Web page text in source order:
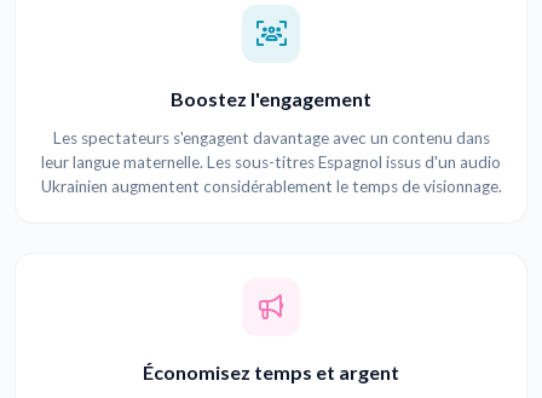
Boostez l'engagement
Les spectateurs s'engagent davantage avec un contenu dans
leur langue maternelle. Les sous-titres Espagnol issus d'un audio
Ukrainien augmentent considérablement le temps de visionnage.
Économisez temps et argent